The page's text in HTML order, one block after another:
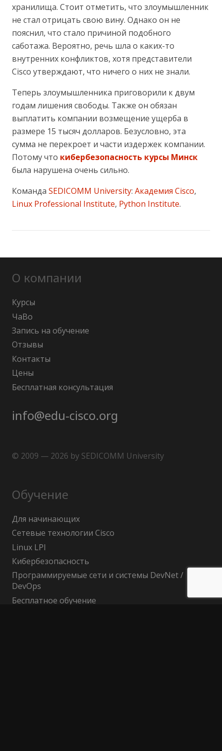
хранилища. Стоит отметить, что злоумышленник
не стал отрицать свою вину. Однако он не
пояснил, что стало причиной подобного
саботажа. Вероятно, речь шла о каких-то
внутренних конфликтов, хотя представители
Cisco утверждают, что ничего о них не знали.
Теперь злоумышленника приговорили к двум
годам лишения свободы. Также он обязан
выплатить компании возмещение ущерба в
размере 15 тысяч долларов. Безусловно, эта
сумма не перекроет и части издержек компании.
Потому что кибербезопасность курсы Минск
была нарушена очень сильно.
Команда SEDICOMM University: Академия Cisco,
Linux Professional Institute, Python Institute.
О компании
Курсы
ЧаВо
Запись на обучение
Отзывы
Контакты
Цены
Бесплатная консультация
info@edu-cisco.org
© 2009 — 2026 by SEDICOMM University
Обучение
Для начинающих
Сетевые технологии Cisco
Linux LPI
Кибербезопасность
Программируемые сети и системы DevNet /
DevOps
Бесплатное обучение